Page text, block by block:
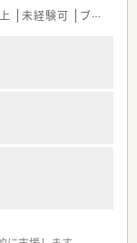
未経験可 ブランク可